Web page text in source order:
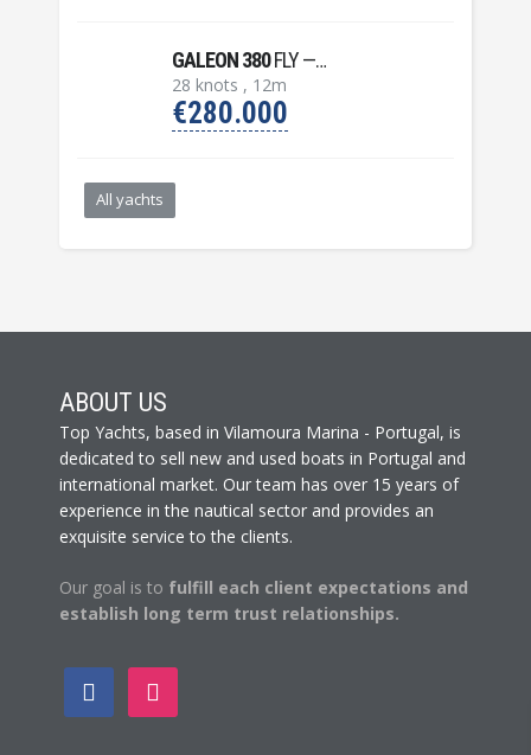
GALEON 380FLY — 2015
28 knots , 12m
€280.000
All yachts
ABOUT US
Top Yachts, based in Vilamoura Marina - Portugal, is
dedicated to sell new and used boats in Portugal and
international market. Our team has over 15 years of
experience in the nautical sector and provides an
exquisite service to the clients.
Our goal is to fulfill each client expectations and
establish long term trust relationships.